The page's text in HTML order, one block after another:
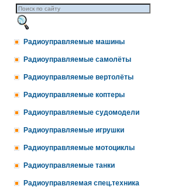
Радиоуправляемые машины
Радиоуправляемые самолёты
Радиоуправляемые вертолёты
Радиоуправляемые коптеры
Радиоуправляемые судомодели
Радиоуправляемые игрушки
Радиоуправляемые мотоциклы
Радиоуправляемые танки
Радиоуправляемая спец.техника